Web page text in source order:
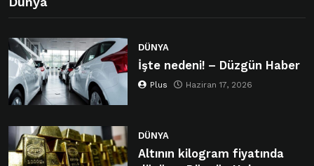
DÜNYA
İşte nedeni! – Düzgün Haber
Plus Haziran 17, 2026
DÜNYA
Altının kilogram fiyatında